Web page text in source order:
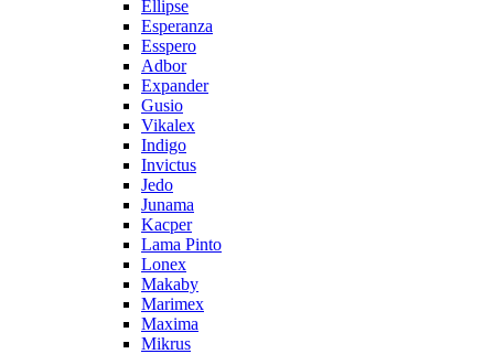
Ellipse
Esperanza
Esspero
Adbor
Expander
Gusio
Vikalex
Indigo
Invictus
Jedo
Junama
Kacper
Lama Pinto
Lonex
Makaby
Marimex
Maxima
Mikrus